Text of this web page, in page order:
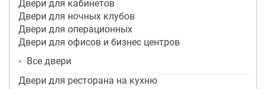
Двери для кабинетов
Двери для ночных клубов
Двери для операционных
Двери для офисов и бизнес центров
Все двери
Двери для ресторана на кухню